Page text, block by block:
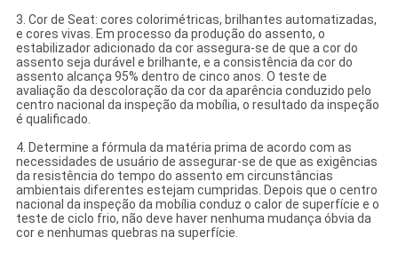
3. Cor de Seat: cores colorimétricas, brilhantes automatizadas,
e cores vivas. Em processo da produção do assento, o
estabilizador adicionado da cor assegura-se de que a cor do
assento seja durável e brilhante, e a consistência da cor do
assento alcança 95% dentro de cinco anos. O teste de
avaliação da descoloração da cor da aparência conduzido pelo
centro nacional da inspeção da mobília, o resultado da inspeção
é qualificado.
4. Determine a fórmula da matéria prima de acordo com as
necessidades de usuário de assegurar-se de que as exigências
da resistência do tempo do assento em circunstâncias
ambientais diferentes estejam cumpridas. Depois que o centro
nacional da inspeção da mobília conduz o calor de superfície e o
teste de ciclo frio, não deve haver nenhuma mudança óbvia da
cor e nenhumas quebras na superfície.